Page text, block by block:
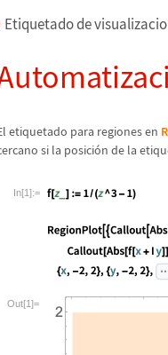
Etiquetado de
etiquetado para regiones en
si la posición de la
In[1]:=
Out[1]=